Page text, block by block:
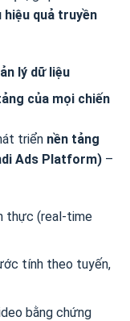
quả truyền
lý dữ liệu
của mọi chiến
triển nền tảng
Ads Platform) –
thực (real-time
tính theo tuyến,
bằng chứng